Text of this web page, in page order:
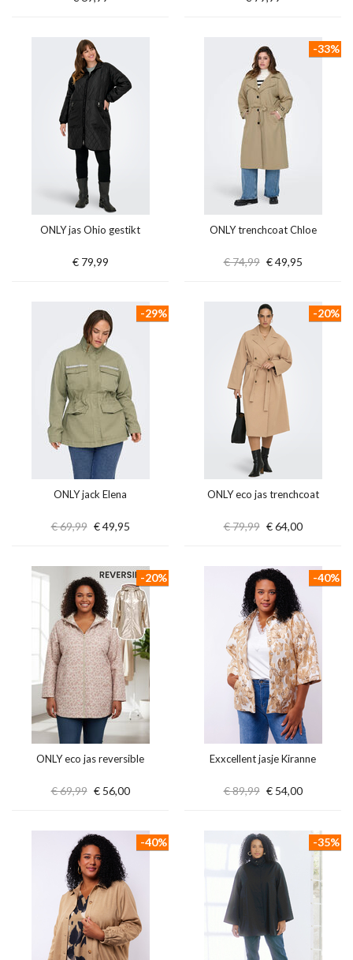
ONLY jas Ohio gestikt
€ 79,99
ONLY trenchcoat Chloe
€ 74,99 € 49,95
-33%
ONLY jack Elena
€ 69,99 € 49,95
-29%
ONLY eco jas trenchcoat
€ 79,99 € 64,00
-20%
ONLY eco jas reversible
€ 69,99 € 56,00
-20%
Exxcellent jasje Kiranne
€ 89,99 € 54,00
-40%
-40% -35%